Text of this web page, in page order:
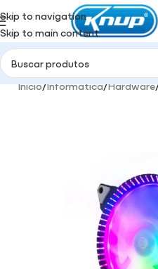
Skip to navigation
Skip to main content
Início/Informática/Hardware